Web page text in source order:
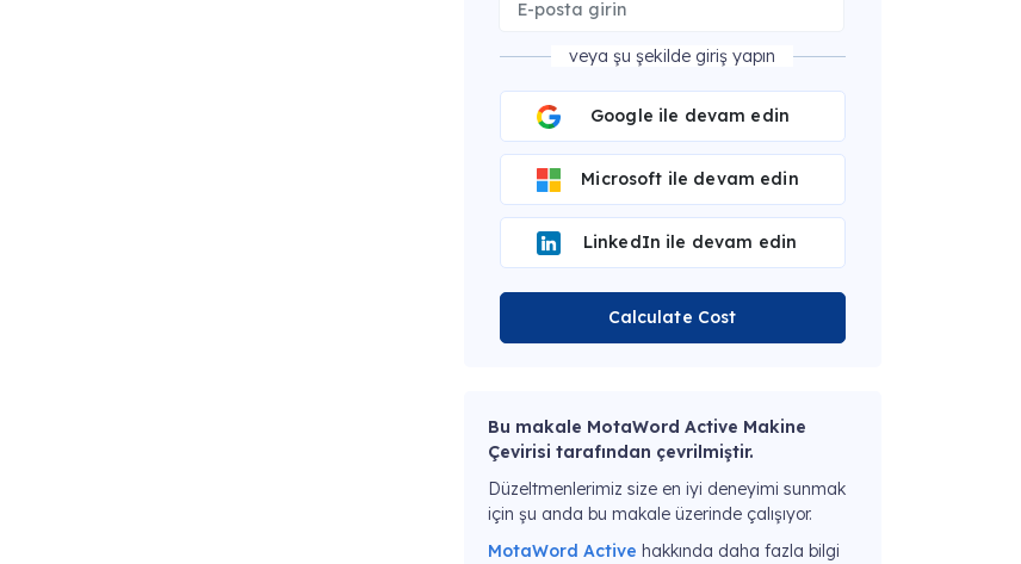
veya şu şekilde giriş yapın
Google ile devam edin
Microsoft ile devam edin
LinkedIn ile devam edin
Calculate Cost
Bu makale MotaWord Active Makine
Çevirisi tarafından çevrilmiştir.
Düzeltmenlerimiz size en iyi deneyimi sunmak
için şu anda bu makale üzerinde çalışıyor.
MotaWord Active hakkında daha fazla bilgi